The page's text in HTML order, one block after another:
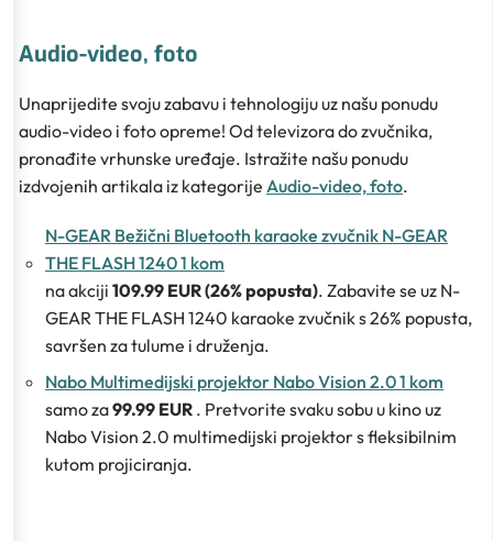
Audio-video, foto
Unaprijedite svoju zabavu i tehnologiju uz našu ponudu
audio-video i foto opreme! Od televizora do zvučnika,
pronađite vrhunske uređaje. Istražite našu ponudu
izdvojenih artikala iz kategorije Audio-video, foto.
N-GEAR Bežični Bluetooth karaoke zvučnik N-GEAR
THE FLASH 1240 1 kom
na akciji 109.99 EUR (26% popusta). Zabavite se uz N-
GEAR THE FLASH 1240 karaoke zvučnik s 26% popusta,
savršen za tulume i druženja.
Nabo Multimedijski projektor Nabo Vision 2.0 1 kom
samo za99.99 EUR . Pretvorite svaku sobu u kino uz
Nabo Vision 2.0 multimedijski projektor s fleksibilnim
kutom projiciranja.